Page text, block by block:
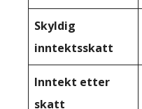
Skyldig
inntektsskatt
Inntekt etter
skatt